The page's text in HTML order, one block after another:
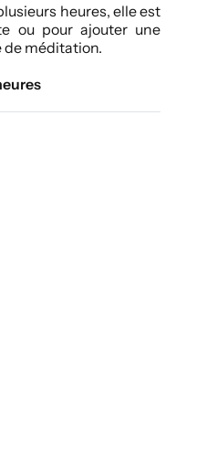
heures, elle est
ou pour ajouter une
de méditation.